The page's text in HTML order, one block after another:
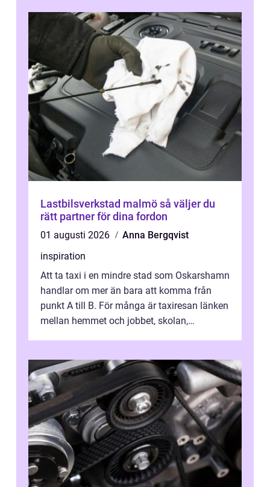
Lastbilsverkstad malmö så väljer du
rätt partner för dina fordon
01 augusti 2026
Anna Bergqvist
inspiration
Att ta taxi i en mindre stad som Oskarshamn
handlar om mer än bara att komma från
punkt A till B. För många är taxiresan länken
mellan hemmet och jobbet, skolan,